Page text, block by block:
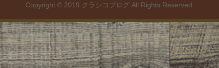
Copyright © 2019 クラシコブログ All Rights Reserved.